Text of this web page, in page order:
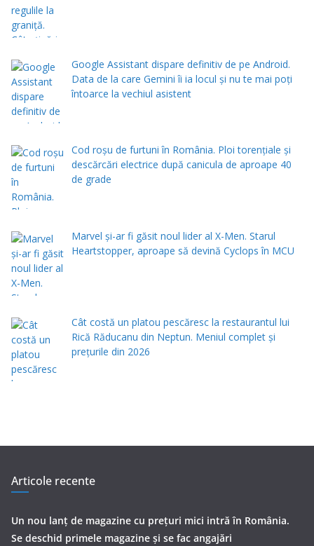
Google Assistant dispare definitiv de pe Android.
Data de la care Gemini îi ia locul și nu te mai poți
întoarce la vechiul asistent
Cod roșu de furtuni în România. Ploi torențiale și
descărcări electrice după canicula de aproape 40
de grade
Marvel și-ar fi găsit noul lider al X-Men. Starul
Heartstopper, aproape să devină Cyclops în MCU
Cât costă un platou pescăresc la restaurantul lui
Rică Răducanu din Neptun. Meniul complet şi
preţurile din 2026
Articole recente
Un nou lanț de magazine cu prețuri mici intră în România.
Se deschid primele magazine și se fac angajări